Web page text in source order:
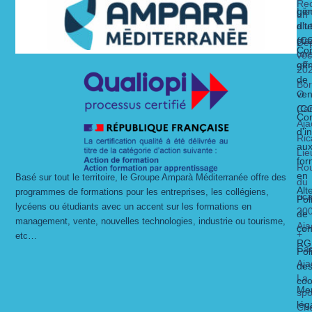
Basé sur tout le territoire, le Groupe Amparà Méditerranée offre des
programmes de formations pour les entreprises, les collégiens,
lycéens ou étudiants avec un accent sur les formations en
management, vente, nouvelles technologies, industrie ou tourisme,
etc…
un
dit
O
du
+
La
de
aux
en
de
des